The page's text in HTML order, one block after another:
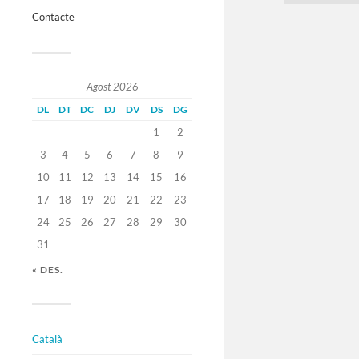
Contacte
Agost 2026
DL DT DC DJ DV DS DG
1
2
3
4 5 6 7 8
9
10
11 12 13 14 15
16
17
18 19 20 21 22
23
24
25 26 27 28 29
30
31
« DES.
Català